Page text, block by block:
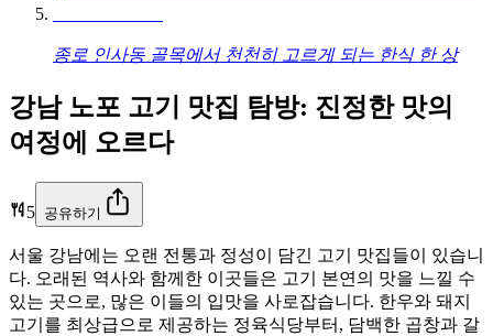
종로 인사동 골목에서 천천히 고르게 되는 한식 한 상
강남 노포 고기 맛집 탐방: 진정한 맛의
여정에 오르다
5 공유하기
서울 강남에는 오랜 전통과 정성이 담긴 고기 맛집들이 있습니
다. 오래된 역사와 함께한 이곳들은 고기 본연의 맛을 느낄 수
있는 곳으로, 많은 이들의 입맛을 사로잡습니다. 한우와 돼지
고기를 최상급으로 제공하는 정육식당부터, 담백한 곱창과 갈